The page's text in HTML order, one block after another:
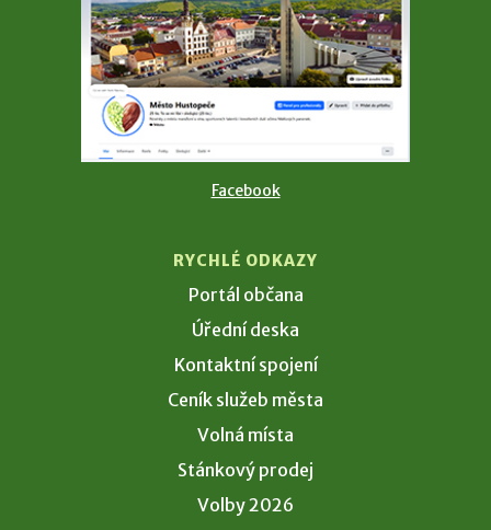
Facebook
RYCHLÉ ODKAZY
Portál občana
Úřední deska
Kontaktní spojení
Ceník služeb města
Volná místa
Stánkový prodej
Volby 2026